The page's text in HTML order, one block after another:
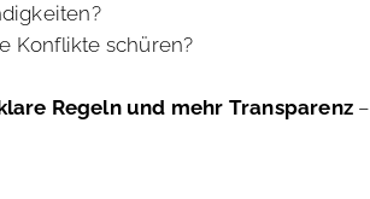
Konflikte schüren?
Regeln und mehr Transparenz